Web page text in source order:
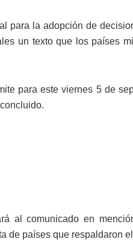
para la adopción de
un texto que los países
para este viernes 5 de
al comunicado en
de países que respaldaron